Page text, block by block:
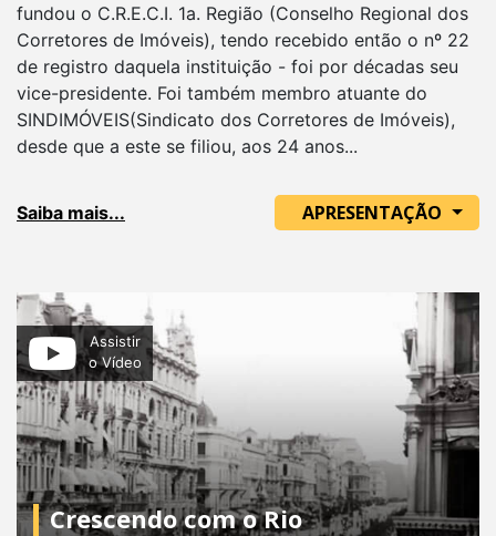
fundou o C.R.E.C.I. 1a. Região (Conselho Regional dos
Corretores de Imóveis), tendo recebido então o nº 22
de registro daquela instituição - foi por décadas seu
vice-presidente. Foi também membro atuante do
SINDIMÓVEIS(Sindicato dos Corretores de Imóveis),
desde que a este se filiou, aos 24 anos...
Saiba mais... APRESENTAÇÃO
Assistir
o Vídeo
Crescendo com o Rio